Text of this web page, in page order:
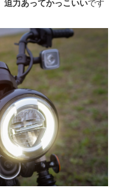
迫力あってかっこいいです